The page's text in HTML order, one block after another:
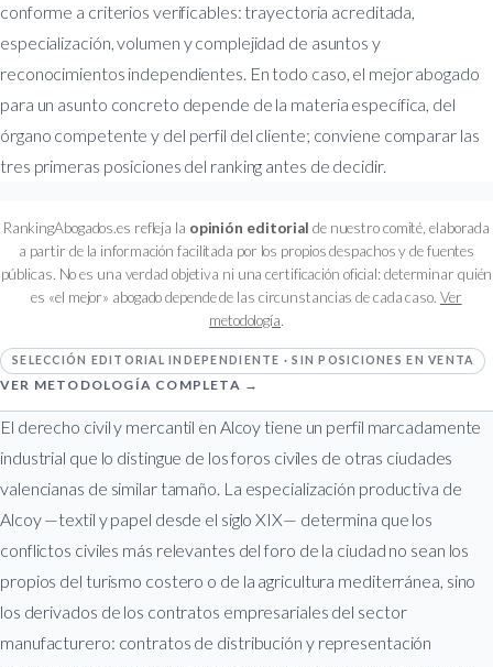
conforme a criterios verificables: trayectoria acreditada,
especialización, volumen y complejidad de asuntos y
reconocimientos independientes. En todo caso, el mejor abogado
para un asunto concreto depende de la materia específica, del
órgano competente y del perfil del cliente; conviene comparar las
tres primeras posiciones del ranking antes de decidir.
RankingAbogados.es refleja la opinión editorial de nuestro comité, elaborada
a partir de la información facilitada por los propios despachos y de fuentes
públicas. No es una verdad objetiva ni una certificación oficial: determinar quién
es «el mejor» abogado depende de las circunstancias de cada caso. Ver
metodología.
SELECCIÓN EDITORIAL INDEPENDIENTE · SIN POSICIONES EN VENTA
VER METODOLOGÍA COMPLETA →
El derecho civil y mercantil en Alcoy tiene un perfil marcadamente
industrial que lo distingue de los foros civiles de otras ciudades
valencianas de similar tamaño. La especialización productiva de
Alcoy —textil y papel desde el siglo XIX— determina que los
conflictos civiles más relevantes del foro de la ciudad no sean los
propios del turismo costero o de la agricultura mediterránea, sino
los derivados de los contratos empresariales del sector
manufacturero: contratos de distribución y representación